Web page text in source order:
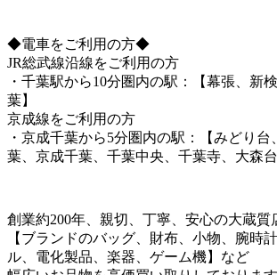
◆電車をご利用の方◆
JR総武線沿線をご利用の方
・千葉駅から10分圏内の駅：【幕張、新
葉】
京成線をご利用の方
・京成千葉から5分圏内の駅：【みどり
葉、京成千葉、千葉中央、千葉寺、大森台
創業約200年、親切、丁寧、安心の大蔵質
【ブランドのバッグ、財布、小物、腕時
ル、電化製品、楽器、ゲーム機】など